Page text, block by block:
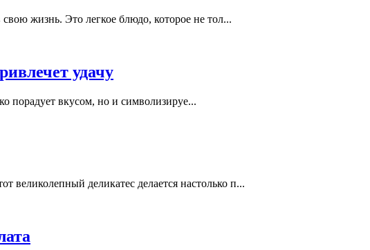
жизнь. Это легкое блюдо, которое не тол...
удачу
порадует вкусом, но и символизируе...
великолепный деликатес делается настолько п...